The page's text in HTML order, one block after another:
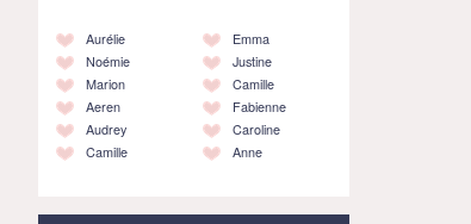
Aurélie
Noémie
Marion
Aeren
Audrey
Camille
Emma
Justine
Camille
Fabienne
Caroline
Anne